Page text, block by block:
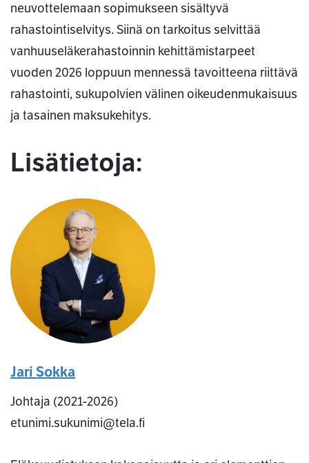
neuvottelemaan sopimukseen sisältyvä
rahastointiselvitys. Siinä on tarkoitus selvittää
vanhuuseläkerahastoinnin kehittämistarpeet
vuoden 2026 loppuun mennessä tavoitteena riittävä
rahastointi, sukupolvien välinen oikeudenmukaisuus
ja tasainen maksukehitys.
Lisätietoja:
Jari Sokka
Johtaja (2021-2026)
etunimi.sukunimi@tela.fi